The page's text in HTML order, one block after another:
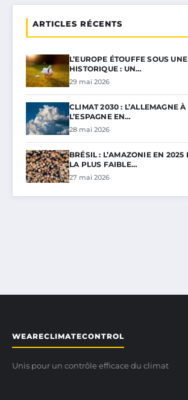
ARTICLES RÉCENTS
L’EUROPE ÉTOUFFE SOUS
HISTORIQUE : UN…
29 mai 2026
CLIMAT 2030 : L’ALLEMAGNE
L’ESPAGNE EN…
28 mai 2026
BRÉSIL : L’AMAZONIE EN 2025
LA PLUS FAIBLE…
27 mai 2026
WEARECLIMATECONTROL
Unis pour un contrôle efficace du climat